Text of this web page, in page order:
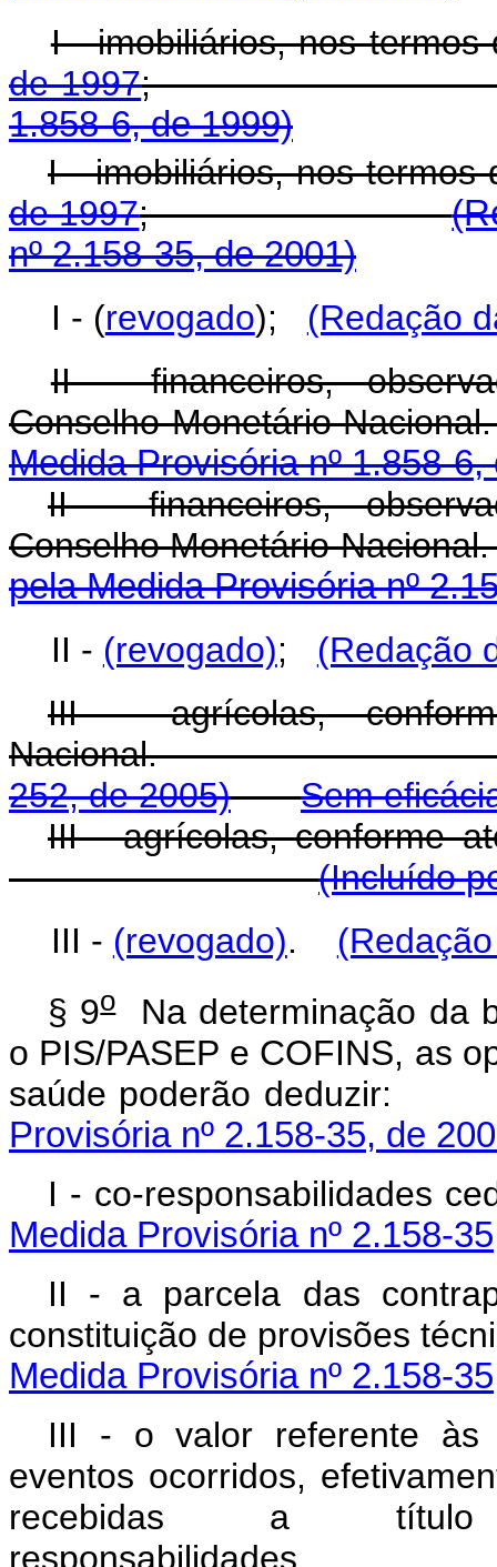
I - imobiliários, nos
de 1997
1.858-6, de 1999)
I - imobiliários, nos termos
de 1997;
nº 2.158-35, de 2001)
I - (revogado); (Redação
II - financeiros,
Conselho
Medida Provisória nº 1.858-6,
II - financeiros,
Conselho
pela Medida Provisória nº
II - (revogado); (Redação
III - agrícolas,
252, de 2005)
Sem
III - agrícolas, conforme
(Incluído
III - (revogado).
§ 9oNa determinação da
o PIS/PASEP e COFINS, as
saúde poderão
Provisória nº 2.158-35, de
I - co-
Medida Provisória nº 2.158-
II - a parcela das
constituição de
Medida Provisória nº 2.158-
III - o valor referente às
eventos ocorridos,
recebidas a